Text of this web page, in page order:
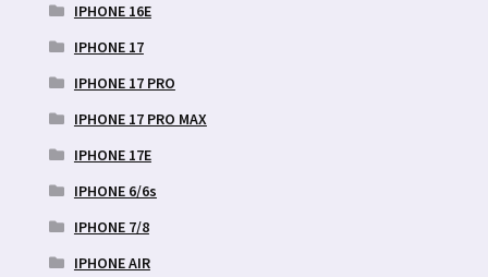
IPHONE 16E
IPHONE 17
IPHONE 17 PRO
IPHONE 17 PRO MAX
IPHONE 17E
IPHONE 6/6s
IPHONE 7/8
IPHONE AIR